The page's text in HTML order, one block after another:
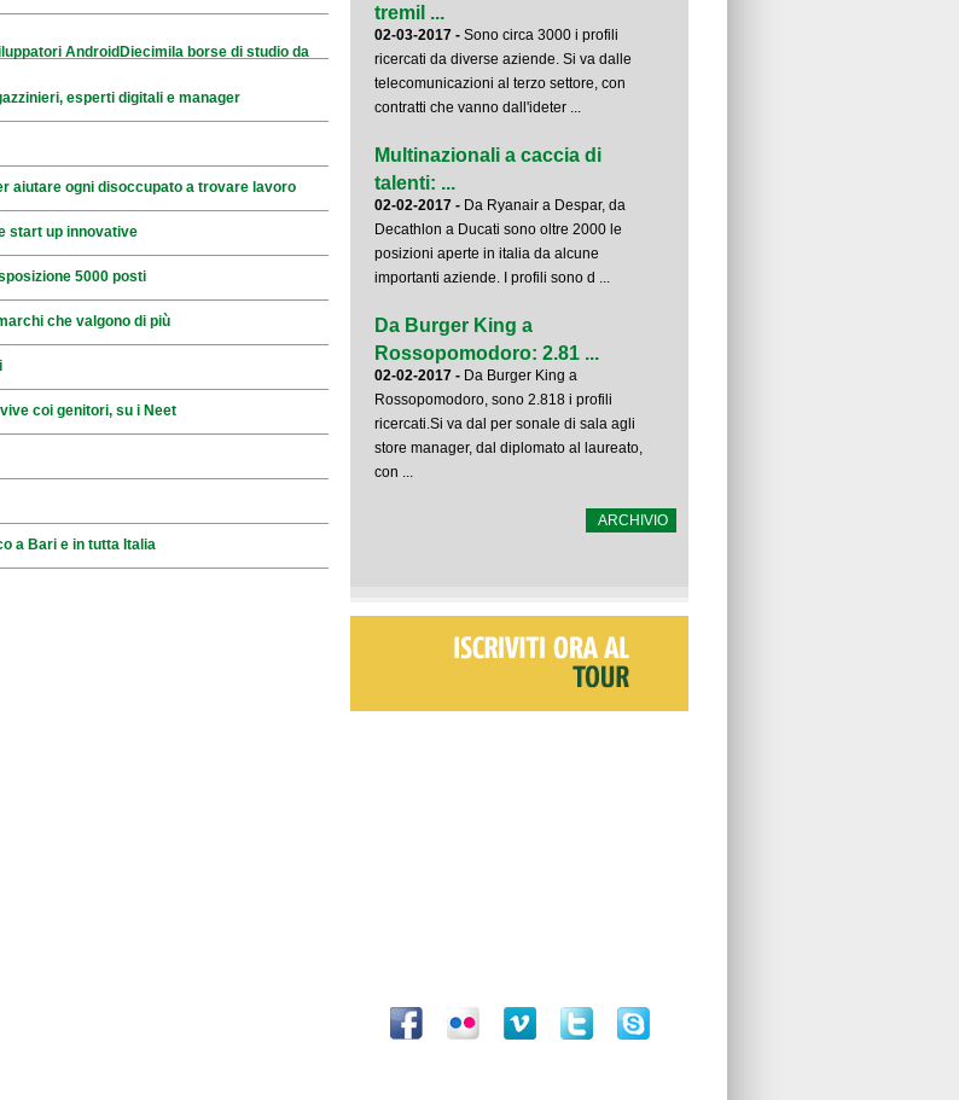
AndroidDiecimila borse di studio da
esperti digitali e manager
aiutare ogni disoccupato a trovare lavoro
start up innovative
5000 posti
che valgono di più
coi genitori, su i Neet
a Bari e in tutta Italia
tremil ...
02-03-2017 - Sono circa 3000 i profili
ricercati da diverse aziende. Si va dalle
telecomunicazioni al terzo settore, con
contratti che vanno dall'ideter ...
Multinazionali a caccia di
talenti: ...
02-02-2017 - Da Ryanair a Despar, da
Decathlon a Ducati sono oltre 2000 le
posizioni aperte in italia da alcune
importanti aziende. I profili sono d ...
Da Burger King a
Rossopomodoro: 2.81 ...
02-02-2017 - Da Burger King a
Rossopomodoro, sono 2.818 i profili
ricercati.Si va dal per sonale di sala agli
store manager, dal diplomato al laureato,
con ...
ARCHIVIO